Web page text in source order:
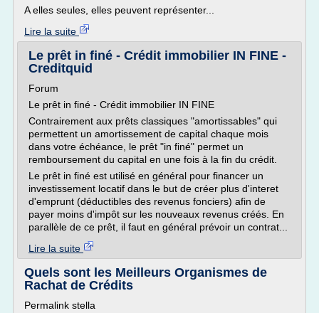
A elles seules, elles peuvent représenter...
Lire la suite
Le prêt in finé - Crédit immobilier IN FINE -
Creditquid
Forum
Le prêt in finé - Crédit immobilier IN FINE
Contrairement aux prêts classiques "amortissables" qui
permettent un amortissement de capital chaque mois
dans votre échéance, le prêt "in finé" permet un
remboursement du capital en une fois à la fin du crédit.
Le prêt in finé est utilisé en général pour financer un
investissement locatif dans le but de créer plus d'interet
d'emprunt (déductibles des revenus fonciers) afin de
payer moins d'impôt sur les nouveaux revenus créés. En
parallèle de ce prêt, il faut en général prévoir un contrat...
Lire la suite
Quels sont les Meilleurs Organismes de
Rachat de Crédits
Permalink stella